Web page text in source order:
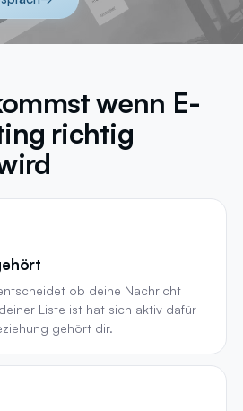
wenn E-
richtig
ob deine Nachricht
Liste ist hat sich aktiv dafür
gehört dir.